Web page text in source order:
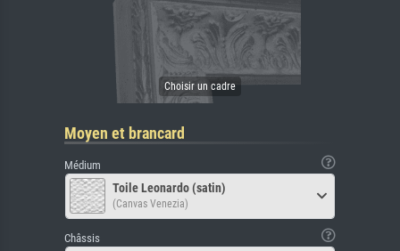
Moyen et brancard
Médium
Toile Leonardo (satin)
(Canvas Venezia)
Châssis